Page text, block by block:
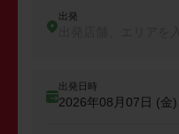
出発
出発日時
2026年08月07日 (金)